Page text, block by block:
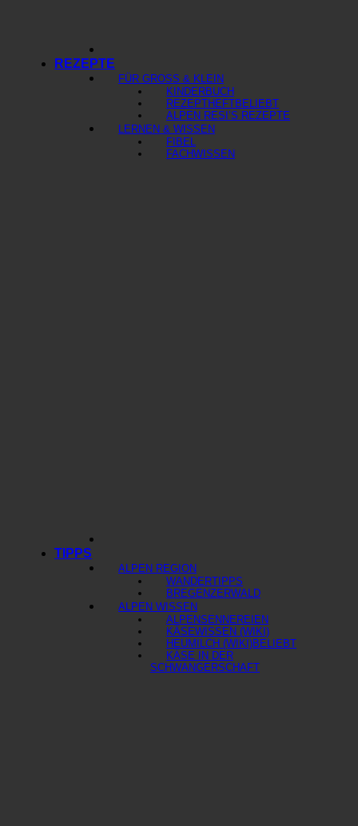
REZEPTE
FÜR GROSS & KLEIN
KINDERBUCH
REZEPTHEFT
ALPEN RESI’S REZEPTE
LERNEN & WISSEN
FIBEL
FACHWISSEN
TIPPS
ALPEN REGION
WANDERTIPPS
BREGENZERWALD
ALPEN WISSEN
ALPENSENNEREIEN
KÄSEWISSEN (WIKI)
HEUMILCH (WIKI)
KÄSE IN DER
SCHWANGERSCHAFT